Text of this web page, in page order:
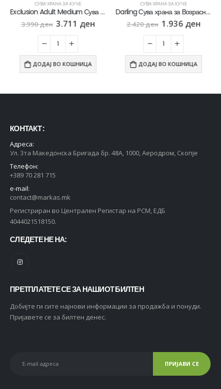
СУВА ХРАНА ЗА КУЧЕ
Exclusion Adult Medium Сува храна за Возрасни кучиња од Среден раст со Јагнешко и зеленчук [Вреќа 12кг]
3.990ден 3.711 ден
ДОДАЈ ВО КОШНИЦА
СУВА ХРАНА ЗА КУЧЕ
Darling Сува храна за Возрасни кучиња со Говедско и Пилешко [Вреќа 15кг]
2.420ден 1.936 ден
ДОДАЈ ВО КОШНИЦА
КОНТАКТ :
Адреса:
Ул. 3та Македонска Бригада бр. 48А, 1000, Аеродром, Скопје
Телефон:
+389 70 281 715
e-mail:
contact@markas.mk
Регистриран во Централен Регистар на РСМ, ЕДБ
4044021518150.
СЛЕДЕТЕ НЕ НА:
ПРЕТПЛАТЕТЕ СЕ ЗА НАШИОТ БИЛТЕН
Добијте ги сите најнови информации за продажба и понуди.
Пријавете се за билтен денес.